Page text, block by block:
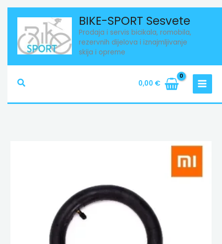
content
BIKE-SPORT Sesvete
Prodaja i servis bicikala, romobila,
rezervnih dijelova i iznajmljivanje
skija i opreme
Search 0,00 €